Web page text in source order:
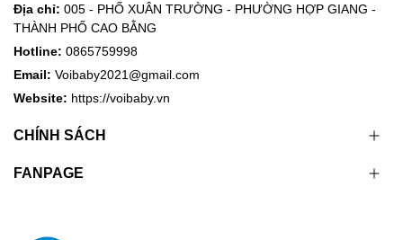
Địa chỉ: 005 - PHỐ XUÂN TRƯỜNG - PHƯỜNG HỢP GIANG -
THÀNH PHỐ CAO BẰNG
Hotline: 0865759998
Email: Voibaby2021@gmail.com
Website: https://voibaby.vn
CHÍNH SÁCH
FANPAGE